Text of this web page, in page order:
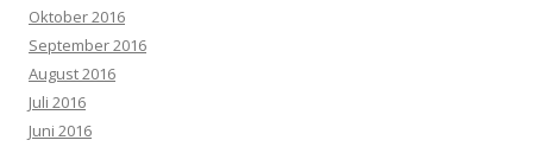
Oktober 2016
September 2016
August 2016
Juli 2016
Juni 2016